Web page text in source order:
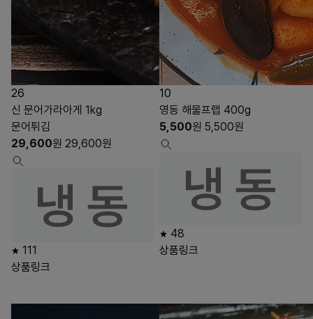
26
신 문어가라아게 1kg
문어튀김
29,600원 29,600원
111
상품링크
10
영동 해물프랩 400g
5,500원 5,500원
48
상품링크